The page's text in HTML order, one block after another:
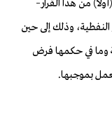
من هذا القرار–
النفطية، وذلك إلى حين
وما في حكمها فرض
بموجبها.